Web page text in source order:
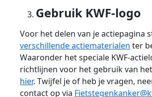
Gebruik KWF-logo
Voor het delen van je actiepagina
verschillende actiematerialen ter
Waaronder het speciale KWF-
richtlijnen voor het gebruik van
hier. Twijfel je of heb je vragen,
contact op via